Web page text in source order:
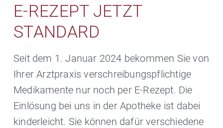
E-REZEPT JETZT
STANDARD
Seit dem 1. Januar 2024 bekommen Sie von
Ihrer Arztpraxis verschreibungspflichtige
Medikamente nur noch per E-Rezept. Die
Einlösung bei uns in der Apotheke ist dabei
kinderleicht. Sie können dafür verschiedene